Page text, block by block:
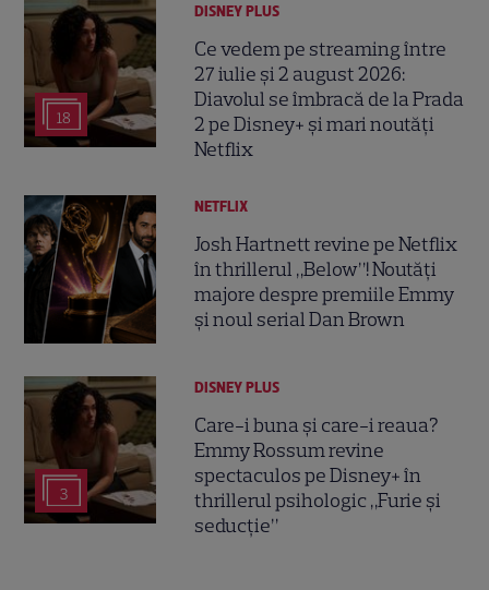
18
DISNEY PLUS
Ce vedem pe streaming între
27 iulie și 2 august 2026:
Diavolul se îmbracă de la Prada
2 pe Disney+ și mari noutăți
Netflix
NETFLIX
Josh Hartnett revine pe Netflix
în thrillerul „Below”! Noutăți
majore despre premiile Emmy
și noul serial Dan Brown
3
DISNEY PLUS
Care-i buna și care-i reaua?
Emmy Rossum revine
spectaculos pe Disney+ în
thrillerul psihologic „Furie și
seducție”